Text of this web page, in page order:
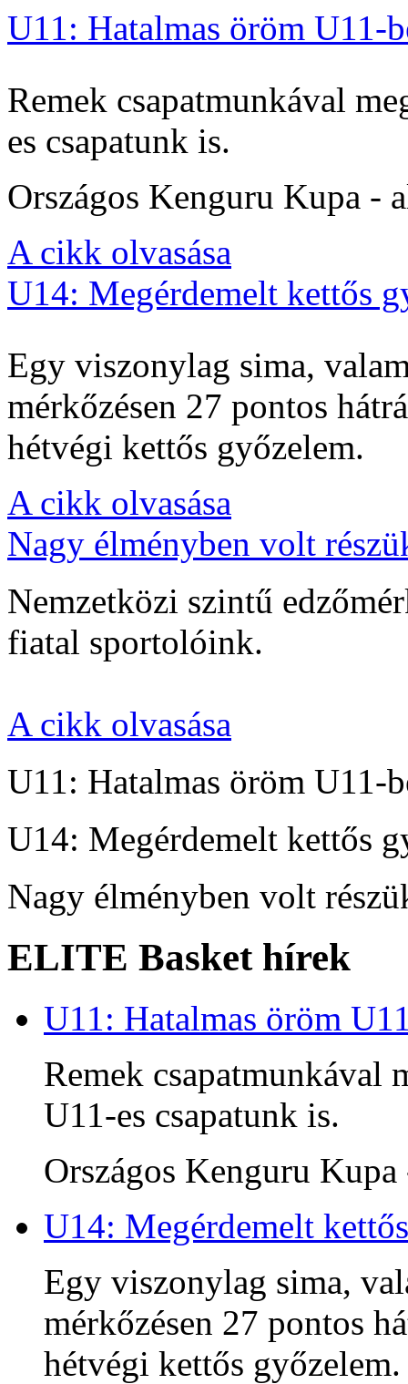
U11: Hatalmas öröm U11-
Remek csapatmunkával
es csapatunk is.
Országos Kenguru Kupa -
A cikk olvasása
U14: Megérdemelt kettős
Egy viszonylag sima,
mérkőzésen 27 pontos
hétvégi kettős győzelem.
A cikk olvasása
Nagy élményben volt
Nemzetközi szintű
fiatal sportolóink.
A cikk olvasása
U11: Hatalmas öröm U11-
U14: Megérdemelt kettős
Nagy élményben volt
ELITE Basket hírek
U11: Hatalmas öröm
Remek csapatmunkával
U11-es csapatunk is.
Országos Kenguru
U14: Megérdemelt
Egy viszonylag sima,
mérkőzésen 27 pontos
hétvégi kettős győzelem.